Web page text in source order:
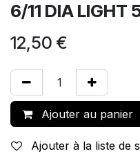
6/11 DIA LIGHT
12,50 €
Ajouter au panier
Ajouter à la liste de